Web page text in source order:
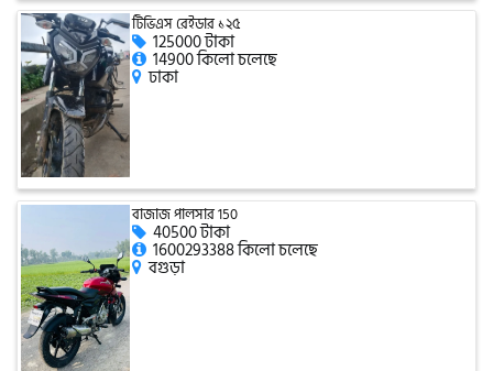
পিএইচপি (PHP)
জিপিএক্স (GPX)
টারো
স্পীডার (Speeder)
এমা (Emma)
টিভিএস রেইডার ১২৫
125000 টাকা
14900 কিলো চলেছে
ঢাকা
বাজাজ পালসার 150
40500 টাকা
1600293388 কিলো চলেছে
বগুড়া